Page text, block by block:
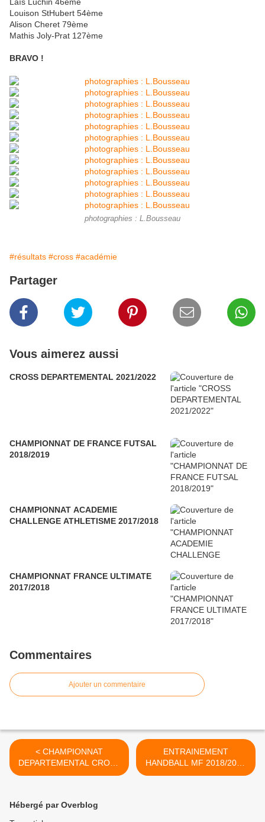
Louison StHubert 54ème
Alison Cheret 79ème
Mathis Joly-Prat 127ème
BRAVO !
photographies : L.Bousseau
#résultats #cross #académie
Partager
Vous aimerez aussi
CROSS DEPARTEMENTAL 2021/2022
CHAMPIONNAT DE FRANCE FUTSAL
2018/2019
CHAMPIONNAT ACADEMIE
CHALLENGE ATHLETISME 2017/2018
CHAMPIONNAT FRANCE ULTIMATE
2017/2018
Commentaires
Ajouter un commentaire
< CHAMPIONNAT
DEPARTEMENTAL CROSS
COUNTRY 2018/2019
ENTRAINEMENT
HANDBALL MF 2018/2019
>
Hébergé par Overblog